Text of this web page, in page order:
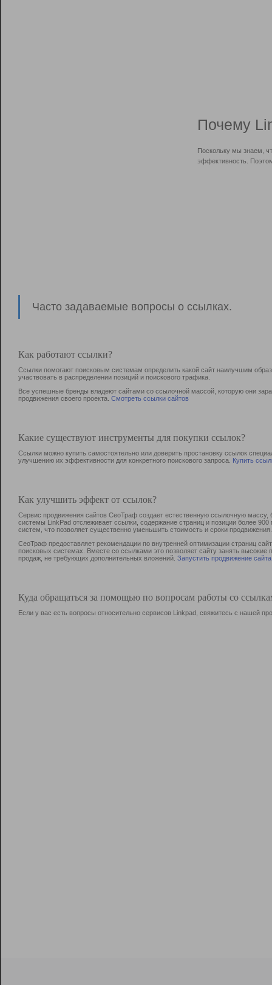
Почему
Поскольку мы знаем,
эффективность.
Часто задаваемые вопросы о ссылках.
Как работают ссылки?
Ссылки помогают поисковым системам определить какой сайт наилучшим
участвовать в раcпределении позиций и поискового трафика.
Все успешные бренды владеют сайтами со ссылочной массой, которую они
продвижения своего проекта. Смотреть ссылки сайтов
Какие существуют инструменты для покупки ссылок?
Ссылки можно купить самостоятельно или доверить простановку ссылок
улучшению их эффективности для конкретного поискового запроса. Купить
Как улучшить эффект от ссылок?
Сервис продвижения сайтов СеоТраф создает естественную ссылочную
системы LinkPad отслеживает ссылки, содержание страниц и позиции более
систем, что позволяет существенно уменьшить стоимость и сроки продвижения.
СеоТраф предоставляет рекомендации по внутренней оптимизации страниц
поисковых системах. Вместе со ссылками это позволяет сайту занять
продаж, не требующих дополнительных вложений. Запустить продвижение сайта
Куда обращаться за помощью по вопросам работы со
Если у вас есть вопросы относительно сервисов Linkpad, свяжитесь с нашей